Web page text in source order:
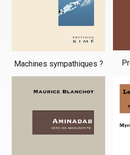
Machines sympathiques ?